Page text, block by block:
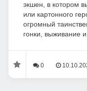
экшен, в котором
или картонного
огромный
гонки, выживание
0